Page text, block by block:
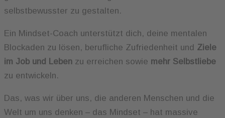
selbstbewusster zu gestalten.
Ein Mindset-Coach unterstützt dich, deine mentalen
Blockaden zu lösen, berufliche Zufriedenheit und Ziele
im Job und Leben zu erreichen sowie mehr Selbstliebe
zu entwickeln.
Das, was wir über uns, die anderen Menschen und die
Welt um uns denken – das Mindset – hat massive